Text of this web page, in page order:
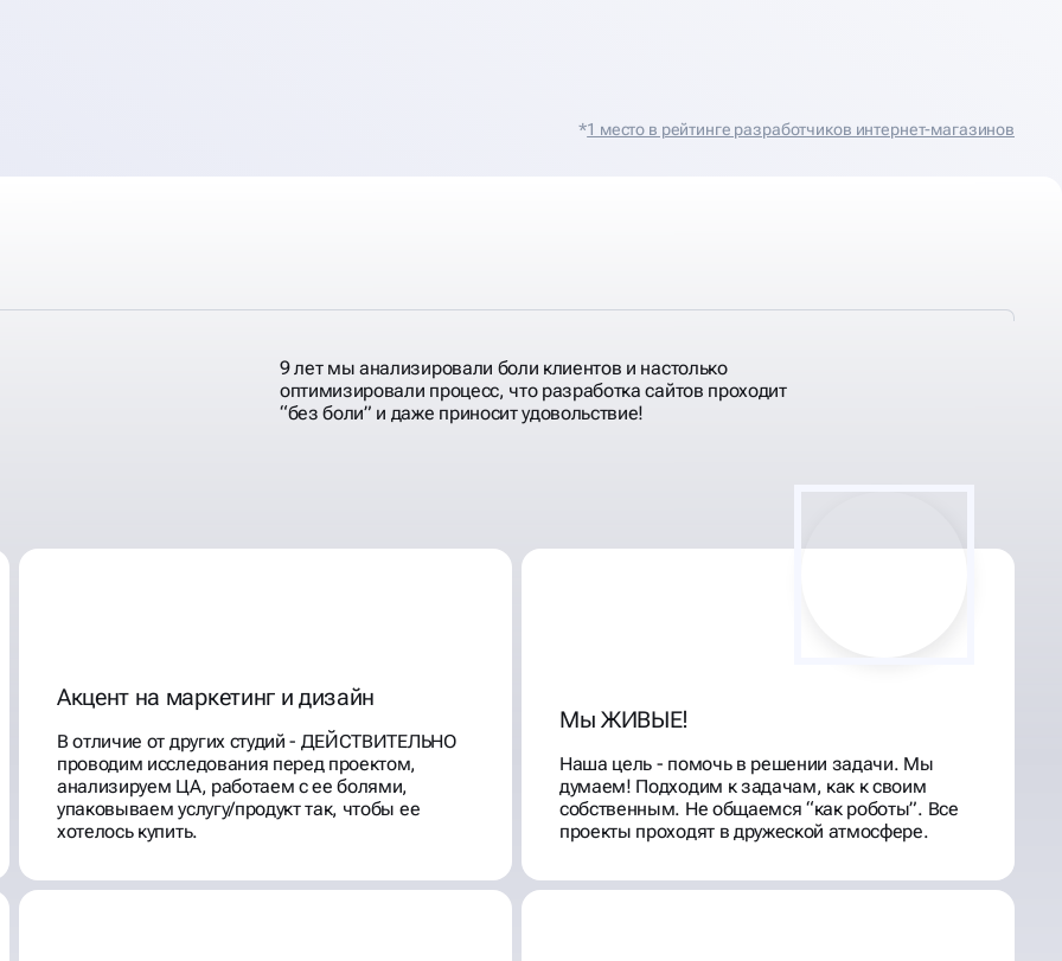
*1 место в рейтинге разработчиков интернет-магазинов
9 лет мы анализировали боли клиентов и настолько
оптимизировали процесс, что разработка сайтов проходит
“без боли” и даже приносит удовольствие!
Акцент на маркетинг и дизайн
В отличие от других студий - ДЕЙСТВИТЕЛЬНО
проводим исследования перед проектом,
анализируем ЦА, работаем с ее болями,
упаковываем уcлугу/продукт так, чтобы ее
хотелось купить.
Мы ЖИВЫЕ!
Наша цель - помочь в решении задачи. Мы
думаем! Подходим к задачам, как к своим
собственным. Не общаемся “как роботы”. Все
проекты проходят в дружеской атмосфере.